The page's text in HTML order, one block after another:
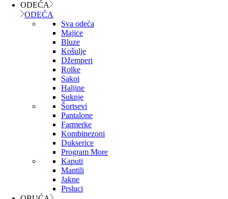
ODEĆA
ODEĆA
Sva odeća
Majice
Bluze
Košulje
Džemperi
Rolke
Sakoi
Haljine
Suknje
Šortsevi
Pantalone
Farmerke
Kombinezoni
Dukserice
Program More
Kaputi
Mantili
Jakne
Prsluci